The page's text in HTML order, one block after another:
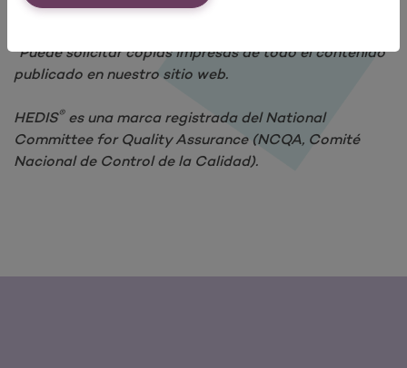
*Puede solicitar copias impresas de todo el contenido
publicado en nuestro sitio web.
HEDIS®es una marca registrada del National
Committee for Quality Assurance (NCQA, Comité
Nacional de Control de la Calidad).